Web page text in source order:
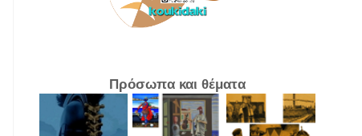
Πρόσωπα και θέματα